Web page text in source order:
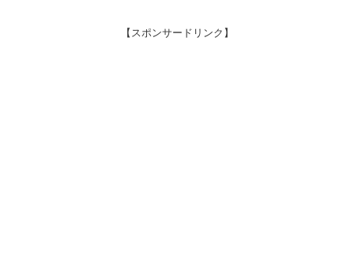
【スポンサードリンク】